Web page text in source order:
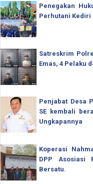
Penegakan
Perhutani Kediri
Satreskrim
Emas, 4 Pelaku
Penjabat Desa
SE kembali
Ungkapannya
Koperasi
DPP Asosiasi
Bersatu.